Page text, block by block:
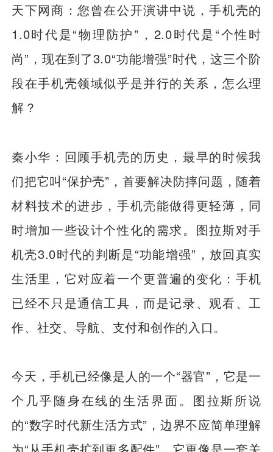
天下网商：您曾在公开演讲中说，手机壳的
1.0时代是“物理防护”，2.0时代是“个性时
尚”，现在到了3.0“功能增强”时代，这三个阶
段在手机壳领域似乎是并行的关系，怎么理
解？
秦小华：回顾手机壳的历史，最早的时候我
们把它叫“保护壳”，首要解决防摔问题，随着
材料技术的进步，手机壳能做得更轻薄，同
时增加一些设计个性化的需求。图拉斯对手
机壳3.0时代的判断是“功能增强”，放回真实
生活里，它对应着一个更普遍的变化：手机
已经不只是通信工具，而是记录、观看、工
作、社交、导航、支付和创作的入口。
今天，手机已经像是人的一个“器官”，它是一
个几乎随身在线的生活界面。图拉斯所说
的“数字时代新生活方式”，边界不应简单理解